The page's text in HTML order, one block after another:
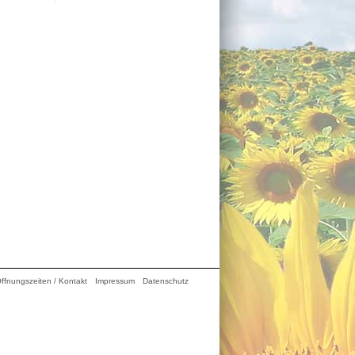
/ Kontakt Impressum Datenschutz